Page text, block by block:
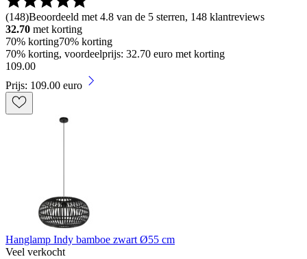
(148)Beoordeeld met 4.8 van de 5 sterren, 148 klantreviews
32.70 met korting
70% korting70% korting
70% korting, voordeelprijs: 32.70 euro met korting
109.00
Prijs: 109.00 euro
Hanglamp Indy bamboe zwart Ø55 cm
Veel verkocht